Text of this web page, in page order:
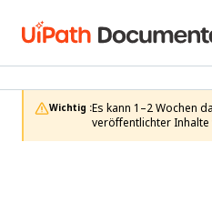
Wichtig :Es kann 1–2 Wochen
veröffentlichter